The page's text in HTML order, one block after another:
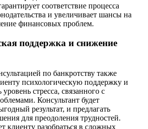
соответствие процесса
и увеличивает шансы на
финансовых проблем.
поддержка и снижение
по банкротству также
психологическую поддержку и
стресса, связанного с
Консультант будет
результат, и предлагать
для преодоления трудностей.
клиенту разобраться в сложных